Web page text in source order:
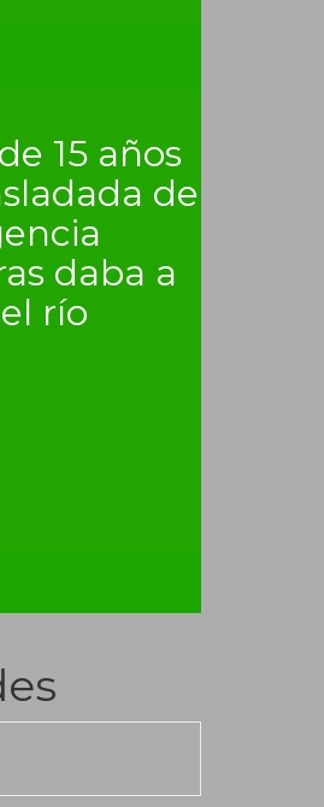
15 años
de
daba a
río